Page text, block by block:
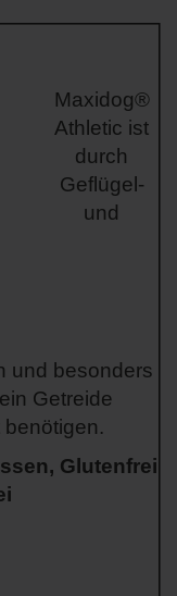
Maxidog®
Athletic ist
durch
Geflügel-
und
und besonders
Getreide
Glutenfrei